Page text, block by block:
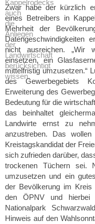
Kappelrodecks
auch
die
Anliegen
der
Landwirtschaft
berücksichtigt
wissen.
Zwar habe der kürzlich
eines Betreibers in
Mehrheit der
Datengeschwindigkeiten
nicht ausreichen. „Wir
einsetzen, ein
mittelfristig umzusetzen.“
des Gewerbegebiets
Erweiterung des
Bedeutung für die
das beinhaltet
Landwirte ernst zu
anzustreben. Das
Kreistagskandidat der
sich zufrieden darüber,
trockenen Tüchern sei.
umzusetzen und ein
der Bevölkerung im
den ÖPNV und hierbei
Nationalpark
Hinweis auf den